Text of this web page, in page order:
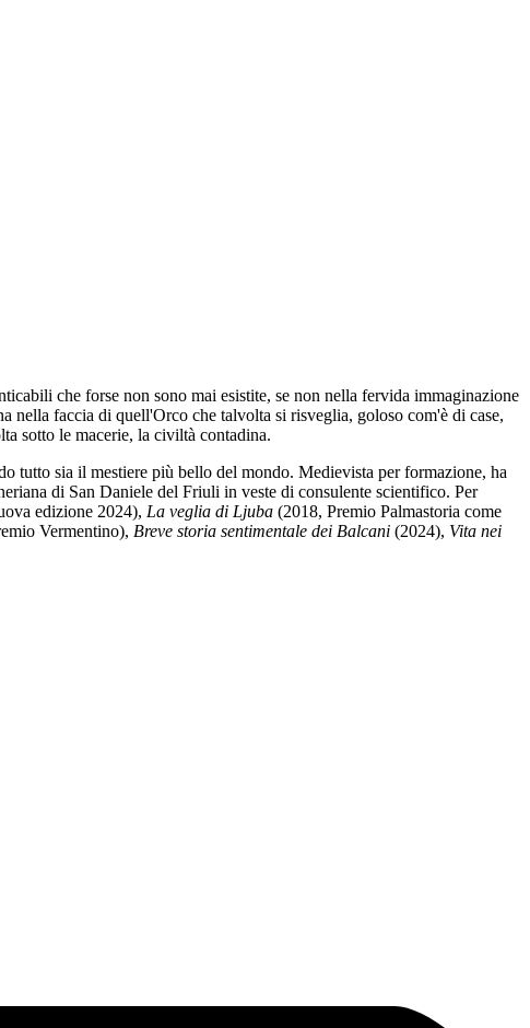
che forse non sono mai esistite, se non nella fervida immaginazione
nella faccia di quell'Orco che talvolta si risveglia, goloso com'è di case,
sotto le macerie, la civiltà contadina.
tutto sia il mestiere più bello del mondo. Medievista per formazione, ha
di San Daniele del Friuli in veste di consulente scientifico. Per
edizione 2024), La veglia di Ljuba (2018, Premio Palmastoria come
Vermentino), Breve storia sentimentale dei Balcani (2024), Vita nei